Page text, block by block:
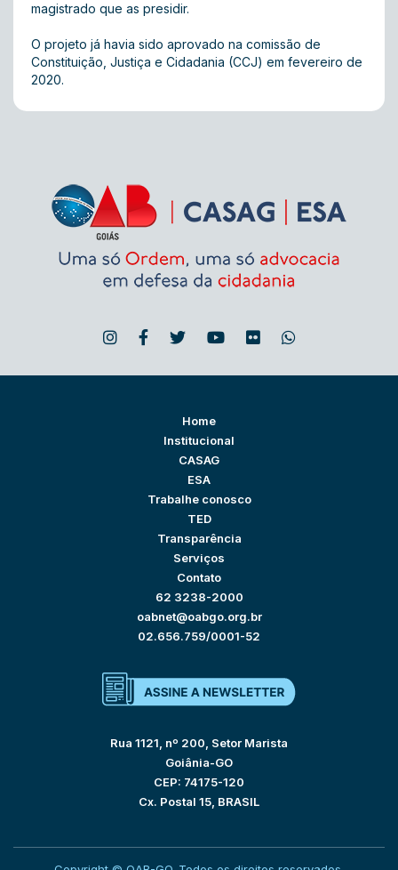
magistrado que as presidir.
O projeto já havia sido aprovado na comissão de
Constituição, Justiça e Cidadania (CCJ) em fevereiro de
2020.
Home
Institucional
CASAG
ESA
Trabalhe conosco
TED
Transparência
Serviços
Contato
62 3238-2000
oabnet@oabgo.org.br
02.656.759/0001-52
Rua 1121, nº 200, Setor Marista
Goiânia-GO
CEP: 74175-120
Cx. Postal 15, BRASIL